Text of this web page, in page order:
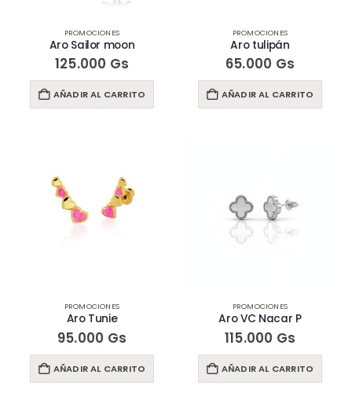
PROMOCIONES
Aro Sailor moon
125.000 Gs
AÑADIR AL CARRITO
PROMOCIONES
Aro tulipán
65.000 Gs
AÑADIR AL CARRITO
PROMOCIONES
Aro Tunie
95.000 Gs
AÑADIR AL CARRITO
PROMOCIONES
Aro VC Nacar P
115.000 Gs
AÑADIR AL CARRITO